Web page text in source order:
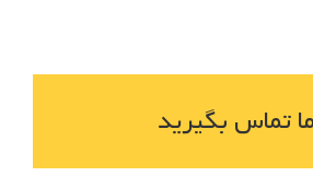
تماس بگیرید